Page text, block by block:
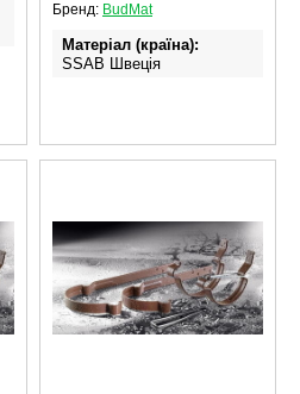
Бренд: BudMat
Матеріал (країна)
SSAB Швеція